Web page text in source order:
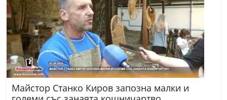
Майстор Станко Киров запозна малки и